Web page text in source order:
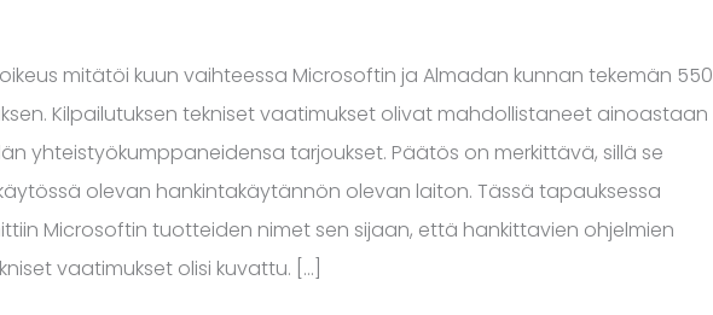
mitätöi kuun vaihteessa Microsoftin ja Almadan kunnan tekemän 550
Kilpailutuksen tekniset vaatimukset olivat mahdollistaneet ainoastaan
yhteistyökumppaneidensa tarjoukset. Päätös on merkittävä, sillä se
olevan hankintakäytännön olevan laiton. Tässä tapauksessa
Microsoftin tuotteiden nimet sen sijaan, että hankittavien ohjelmien
vaatimukset olisi kuvattu. […]